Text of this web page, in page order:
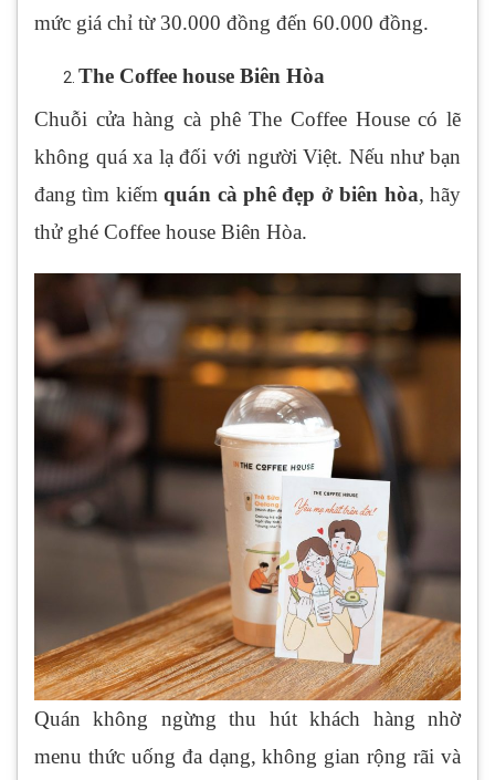
mức giá chỉ từ 30.000 đồng đến 60.000 đồng.
The Coffee house Biên Hòa
Chuỗi cửa hàng cà phê The Coffee House có lẽ
không quá xa lạ đối với người Việt. Nếu như bạn
đang tìm kiếmquán cà phê đẹp ở biên hòa, hãy
thử ghé Coffee house Biên Hòa.
Quán không ngừng thu hút khách hàng nhờ
menu thức uống đa dạng, không gian rộng rãi và